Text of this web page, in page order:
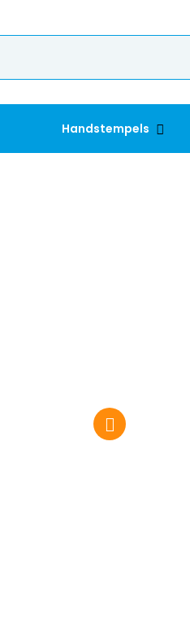
Handstempels